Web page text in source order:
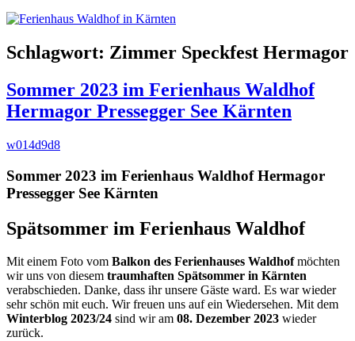
Schlagwort: Zimmer Speckfest Hermagor
Sommer 2023 im Ferienhaus Waldhof
Hermagor Pressegger See Kärnten
w014d9d8
Sommer 2023 im Ferienhaus Waldhof Hermagor
Pressegger See Kärnten
Spätsommer im Ferienhaus Waldhof
Mit einem Foto vom Balkon des Ferienhauses Waldhofmöchten
wir uns von diesem traumhaften Spätsommer in Kärnten
verabschieden. Danke, dass ihr unsere Gäste ward. Es war wieder
sehr schön mit euch. Wir freuen uns auf ein Wiedersehen. Mit dem
Winterblog 2023/24 sind wir am 08. Dezember 2023 wieder
zurück.